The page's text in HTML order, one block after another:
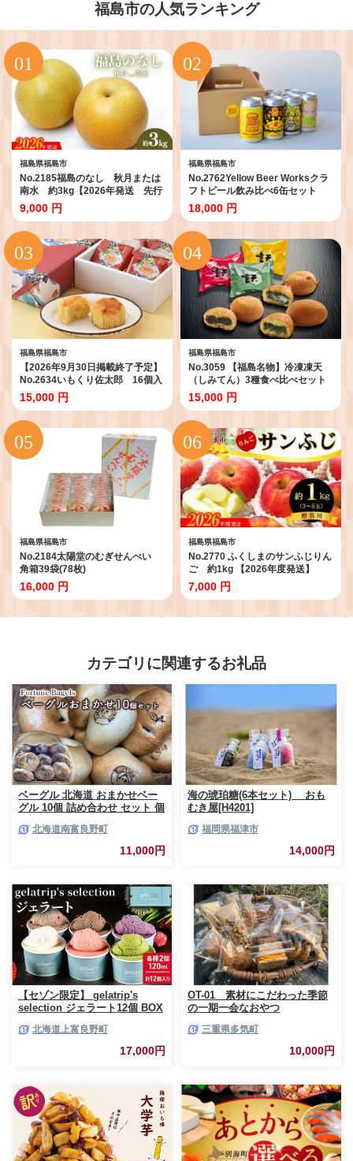
福島市の人気ランキング
福島県福島市
No.2185福島のなし 秋月または
南水 約3kg【2026年発送 先行
予約】
9,000 円
福島県福島市
No.2762Yellow Beer Worksクラ
フトビール飲み比べ6缶セット
18,000 円
福島県福島市
【2026年9月30日掲載終了予定】
No.2634いもくり佐太郎 16個入
15,000 円
福島県福島市
No.3059 【福島名物】冷凍凍天
（しみてん）3種食べ比べセット
10個入
15,000 円
福島県福島市
No.2184太陽堂のむぎせんべい
角箱39袋(78枚)
16,000 円
福島県福島市
No.2770 ふくしまのサンふじりん
ご 約1kg 【2026年度発送】
No.2419_2431_2770_2771_277
2_2773
7,000 円
カテゴリに関連するお礼品
ベーグル 北海道 おまかせベー
グル 10個 詰め合わせ セット 個
酵母 天然酵母パン ナッツ チョ
コ チーズ レーズン いちじく ベ
ーコン ソーセージ キャラメル
北海道南富良野町
11,000円
海の琥珀糖(6本セット) おも
むき屋[H4201]
福岡県福津市
14,000円
【セゾン限定】 gelatrip's
selection ジェラート12個 BOX
スクリーム ジェラート デザー
ト ギフト 贈呈 贈り物 ミルク
生乳 牛乳 お菓子 スイーツ 冷凍
北海道上富良野町
17,000円
OT-01 素材にこだわった季節
の一期一会なおやつ
三重県多気町
10,000円